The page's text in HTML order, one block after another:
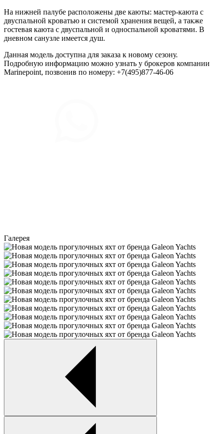
На нижней палубе расположены две каюты: мастер-каюта с
двуспальной кроватью и системой хранения вещей, а также
гостевая каюта с двуспальной и односпальной кроватями. В
дневном санузле имеется душ.
Данная модель доступна для заказа к новому сезону.
Подробную информацию можно узнать у брокеров компании
Marinepoint, позвонив по номеру: +7(495)877-46-06
Галерея